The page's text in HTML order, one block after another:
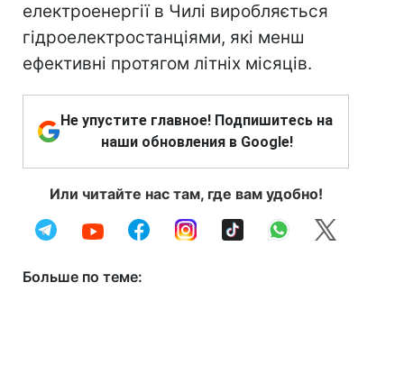
електроенергії в Чилі виробляється
гідроелектростанціями, які менш
ефективні протягом літніх місяців.
Не упустите главное! Подпишитесь на
наши обновления в Google!
Или читайте нас там, где вам удобно!
Больше по теме: